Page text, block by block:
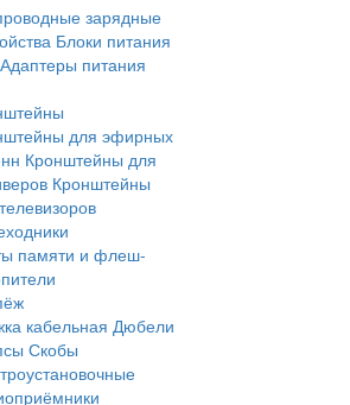
зарядные
Блоки питания
Адаптеры питания
для эфирных
Кронштейны для
Кронштейны
памяти и флеш-
кабельная Дюбели
Скобы